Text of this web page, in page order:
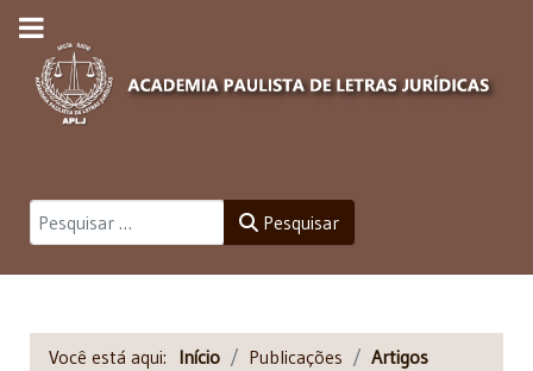
Pesquisar Pesquisar
Você está aqui: Início Publicações
Artigos